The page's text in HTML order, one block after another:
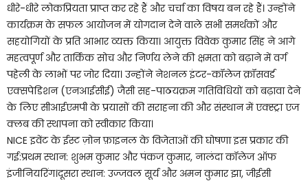
धीरे-धीरे लोकप्रियता प्राप्त कर रहे हैं और चर्चा का विषय बन रहे हैं। उन्होंने
कार्यक्रम के सफल आयोजन में योगदान देने वाले सभी समर्थकों और
सहयोगियों के प्रति आभार व्यक्त किया। आयुक्त विवेक कुमार सिंह ने आगे
महत्वपूर्ण और तार्किक सोच और निर्णय लेने की क्षमता को बढ़ाने में वर्ग
पहेली के लाभों पर जोर दिया। उन्होंने नेशनल इंटर-कॉलेज क्रॉसवर्ड
एक्सपेडिशन (एनआईसीई) जैसी सह-पाठयक्रम गतिविधियों को बढ़ावा देने
के लिए सीआईएमपी के प्रयासों की सराहना की और संस्थान में एक्स्ट्रा एज
क्लब की स्थापना को स्वीकार किया।
NICE इवेंट के ईस्ट ज़ोन फ़ाइनल के विजेताओं की घोषणा इस प्रकार की
गई:प्रथम स्थान: शुभम कुमार और पंकज कुमार, नालंदा कॉलेज ऑफ
इंजीनियरिंग।दूसरा स्थान: उज्जवल सूर्य और अमन कुमार झा, जीईसी